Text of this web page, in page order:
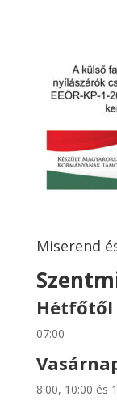
Miserend
Hétfőtől
07:00
8:00, 10:00 és